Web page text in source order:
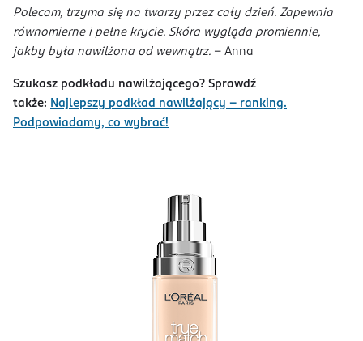
Polecam, trzyma się na twarzy przez cały dzień. Zapewnia
równomierne i pełne krycie. Skóra wygląda promiennie,
jakby była nawilżona od wewnątrz. - Anna
Szukasz podkładu nawilżającego? Sprawdź
także: Najlepszy podkład nawilżający – ranking.
Podpowiadamy, co wybrać!